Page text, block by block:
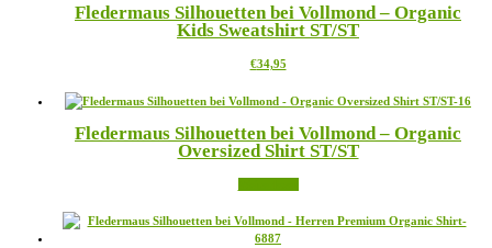
Fledermaus Silhouetten bei Vollmond – Organic
Kids Sweatshirt ST/ST
€34,95Dieses
weist
Varianten
auf.
auf
Fledermaus Silhouetten bei Vollmond – Organic
Oversized Shirt ST/ST